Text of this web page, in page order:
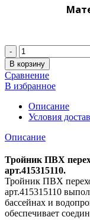
Количество
В корзину
Сравнение
В избранное
Описание
Условия
Описание
Тройник ПВХ
арт.415315110.
Тройник ПВХ
арт.415315110
бассейнах и
обеспечивает